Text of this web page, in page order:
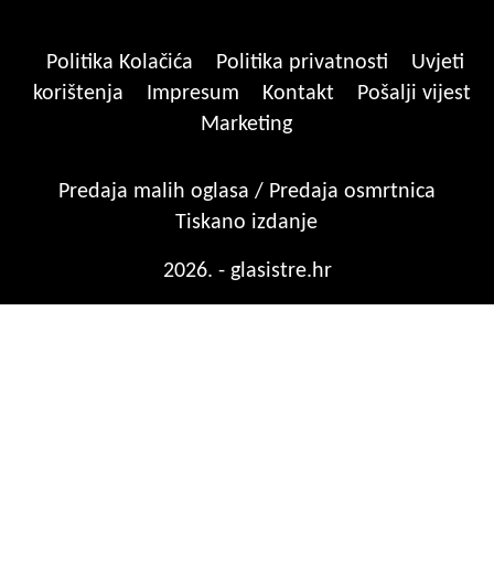
Politika Kolačića Politika privatnosti
Uvjeti
korištenja
Impresum Kontakt
Pošalji vijest
Marketing
Predaja malih oglasa / Predaja osmrtnica
Tiskano izdanje
2026. - glasistre.hr